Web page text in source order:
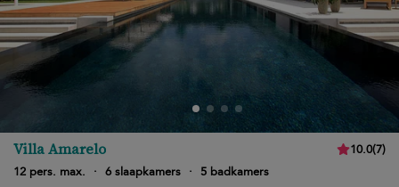
Villa Amarelo 10.0(7)
12 pers. max.
· 6 slaapkamers ·
5 badkamers